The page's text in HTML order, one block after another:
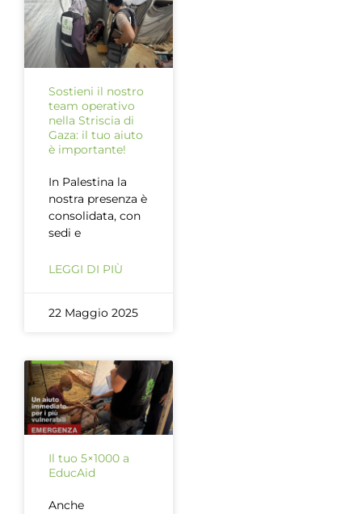
Sostieni il nostro
team operativo
nella Striscia di
Gaza: il tuo aiuto
è importante!
In Palestina la
nostra presenza è
consolidata, con
sedi e
LEGGI DI PIÙ
22 Maggio 2025
Il tuo 5×1000 a
EducAid
Anche